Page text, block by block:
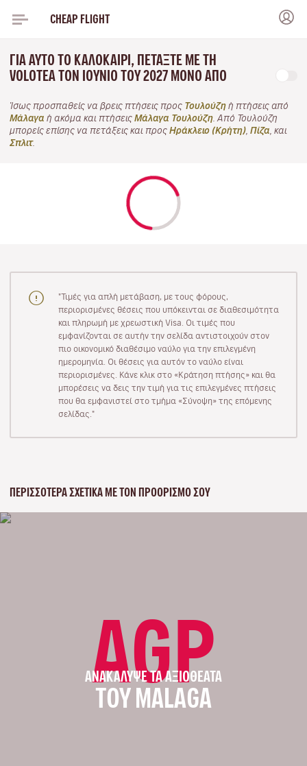
CHEAP FLIGHT
ΓΙΑ ΑΥΤΌ ΤΟ ΚΑΛΟΚΑΊΡΙ, ΠΕΤΆΞΤΕ ΜΕ ΤΗ
VOLOTEA ΤΟΝ ΙΟΎΝΙΟ ΤΟΥ 2027 ΜΌΝΟ ΑΠΌ
Ίσως προσπαθείς να βρεις πτήσεις προς Τουλούζη ή πτήσεις από
Μάλαγα ή ακόμα και πτήσεις Μάλαγα Τουλούζη . Από Τουλούζη
μπορείς επίσης να πετάξεις και προς Ηράκλειο (Κρήτη) Πίζα , και
Σπλιτ.
"Τιμές για απλή μετάβαση, με τους φόρους,
περιορισμένες θέσεις που υπόκεινται σε διαθεσιμότητα
και πληρωμή με χρεωστική Visa. Οι τιμές που
εμφανίζονται σε αυτήν την σελίδα αντιστοιχούν στον
πιο οικονομικό διαθέσιμο ναύλο για την επιλεγμένη
ημερομηνία. Οι θέσεις για αυτόν το ναύλο είναι
περιορισμένες. Κάνε κλικ στο «Κράτηση πτήσης» και θα
μπορέσεις να δεις την τιμή για τις επιλεγμένες πτήσεις
που θα εμφανιστεί στο τμήμα «Σύνοψη» της επόμενης
σελίδας."
ΠΕΡΙΣΣΌΤΕΡΑ ΣΧΕΤΙΚΆ ΜΕ ΤΟΝ ΠΡΟΟΡΙΣΜΌ ΣΟΥ
AGP
ΑΝΑΚΆΛΥΨΕ ΤΑ ΑΞΙΟΘΈΑΤΑ
ΤΟΥ MALAGA